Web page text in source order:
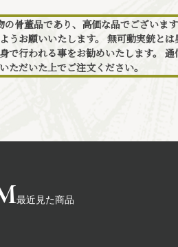
骨董品であり、高価な品でございま
うお願いいたします。 無可動実銃と
で行われる事をお勧めいたします。
ただいた上でご注文ください。
最近見た商品